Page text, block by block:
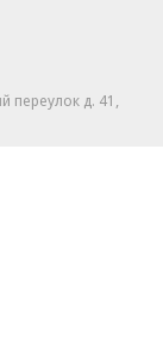
переулок д. 41,